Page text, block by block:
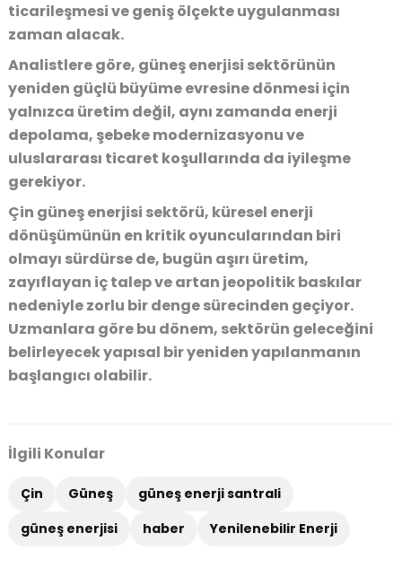
ticarileşmesi ve geniş ölçekte uygulanması
zaman alacak.
Analistlere göre, güneş enerjisi sektörünün
yeniden güçlü büyüme evresine dönmesi için
yalnızca üretim değil, aynı zamanda enerji
depolama, şebeke modernizasyonu ve
uluslararası ticaret koşullarında da iyileşme
gerekiyor.
Çin güneş enerjisi sektörü, küresel enerji
dönüşümünün en kritik oyuncularından biri
olmayı sürdürse de, bugün aşırı üretim,
zayıflayan iç talep ve artan jeopolitik baskılar
nedeniyle zorlu bir denge sürecinden geçiyor.
Uzmanlara göre bu dönem, sektörün geleceğini
belirleyecek yapısal bir yeniden yapılanmanın
başlangıcı olabilir.
İlgili Konular
Çin Güneş
güneş enerji santrali
güneş enerjisi
haber Yenilenebilir Enerji